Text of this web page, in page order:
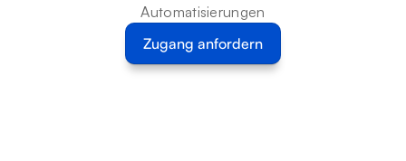
Automatisierungen
Zugang anfordern